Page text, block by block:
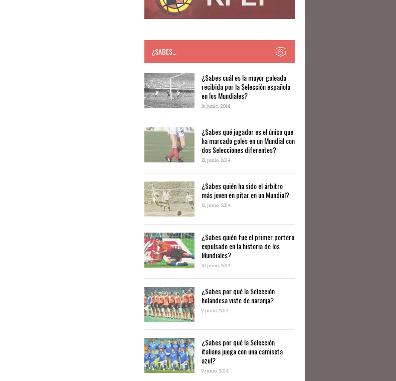
¿SABES…
​​¿Sabes cuál es la mayor goleada
recibida por la Selección española
en los Mundiales?
16 junio, 2014
¿Sabes qué jugador es el único que
ha marcado goles en un Mundial con
dos Selecciones diferentes?
12 junio, 2014
¿Sabes quién ha sido el árbitro
más joven en pitar en un Mundial?
12 junio, 2014
¿Sabes quién fue el primer portero
expulsado en la historia de los
Mundiales?
10 junio, 2014
​¿Sabes por qué la Selección
holandesa viste de naranja?
9 junio, 2014
¿Sabes por qué la Selección
italiana juega con una camiseta
azul?
9 junio, 2014